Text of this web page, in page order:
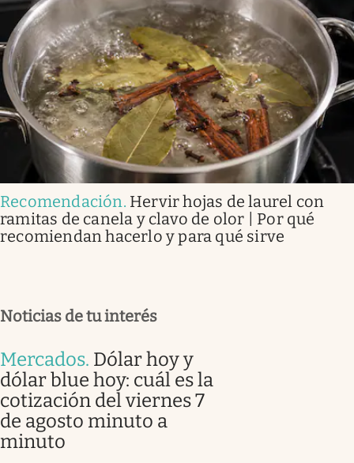
Recomendación. Hervir hojas de laurel con
ramitas de canela y clavo de olor | Por qué
recomiendan hacerlo y para qué sirve
Noticias de tu interés
Mercados. Dólar hoy y
dólar blue hoy: cuál es la
cotización del viernes 7
de agosto minuto a
minuto